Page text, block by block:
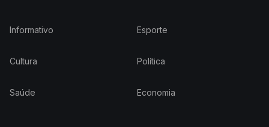
Informativo Esporte
Cultura Política
Saúde Economia